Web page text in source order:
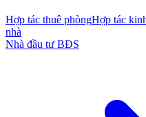
Hợp tác thuê phòngHợp tác
nhà
Nhà đầu tư BĐS